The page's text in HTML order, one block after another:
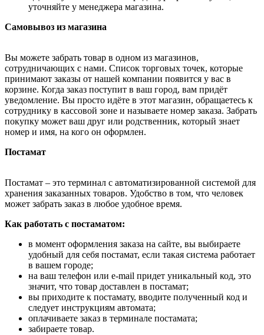
уточняйте у менеджера магазина.
Самовывоз из магазина
Вы можете забрать товар в одном из магазинов,
сотрудничающих с нами. Список торговых точек, которые
принимают заказы от нашей компании появится у вас в
корзине. Когда заказ поступит в ваш город, вам придёт
уведомление. Вы просто идёте в этот магазин, обращаетесь к
сотруднику в кассовой зоне и называете номер заказа. Забрать
покупку может ваш друг или родственник, который знает
номер и имя, на кого он оформлен.
Постамат
Постамат – это терминал с автоматизированной системой для
хранения заказанных товаров. Удобство в том, что человек
может забрать заказ в любое удобное время.
Как работать с постаматом:
в момент оформления заказа на сайте, вы выбираете
удобный для себя постамат, если такая система работает
в вашем городе;
на ваш телефон или e-mail придет уникальный код, это
значит, что товар доставлен в постамат;
вы приходите к постамату, вводите полученный код и
следует инструкциям автомата;
оплачиваете заказ в терминале постамата;
забираете товар.